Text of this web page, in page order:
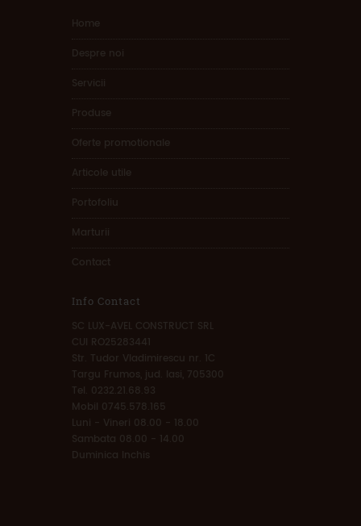
Home
Despre noi
Servicii
Produse
Oferte promotionale
Articole utile
Portofoliu
Marturii
Contact
Info Contact
SC LUX-AVEL CONSTRUCT SRL
CUI RO25283441
Str. Tudor Vladimirescu nr. 1C
Targu Frumos, jud. Iasi, 705300
Tel. 0232.21.68.93
Mobil 0745.578.165
Luni - Vineri 08.00 - 18.00
Sambata 08.00 - 14.00
Duminica Inchis